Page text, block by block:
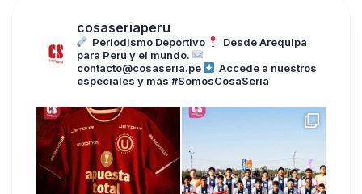
cosaseriaperu
Periodismo Deportivo
Desde Arequipa
para Perú y el mundo.
contacto@cosaseria.pe
Accede a nuestros
especiales y más #SomosCosaSeria